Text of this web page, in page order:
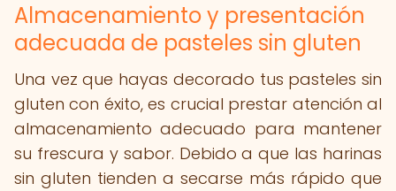
Almacenamiento y presentación
adecuada de pasteles sin gluten
Una vez que hayas decorado tus pasteles sin
gluten con éxito, es crucial prestar atención al
almacenamiento adecuado para mantener
su frescura y sabor. Debido a que las harinas
sin gluten tienden a secarse más rápido que